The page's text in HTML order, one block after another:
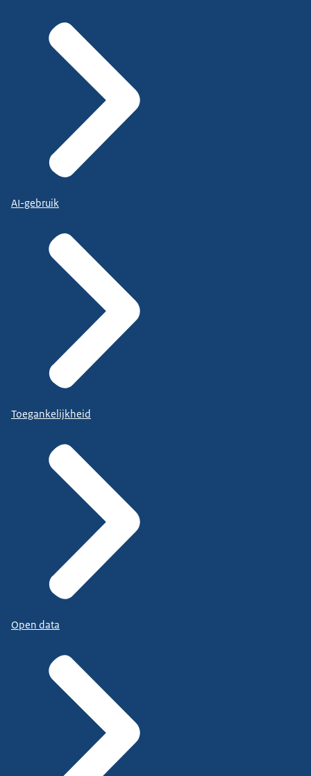
AI-gebruik
Toegankelijkheid
Open data